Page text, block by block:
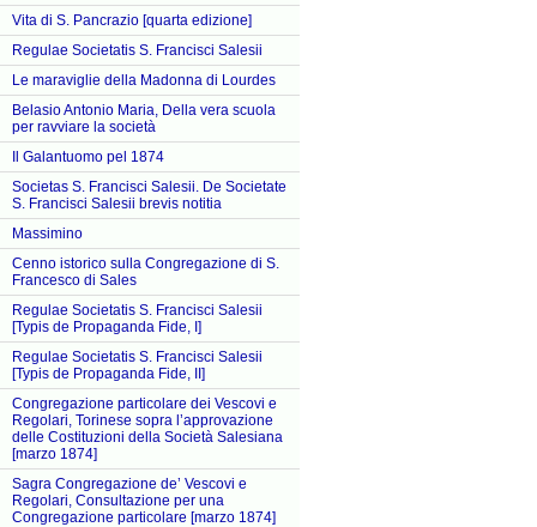
Vita di S. Pancrazio [quarta edizione]
Regulae Societatis S. Francisci Salesii
Le maraviglie della Madonna di Lourdes
Belasio Antonio Maria, Della vera scuola
per ravviare la società
Il Galantuomo pel 1874
Societas S. Francisci Salesii. De Societate
S. Francisci Salesii brevis notitia
Massimino
Cenno istorico sulla Congregazione di S.
Francesco di Sales
Regulae Societatis S. Francisci Salesii
[Typis de Propaganda Fide, I]
Regulae Societatis S. Francisci Salesii
[Typis de Propaganda Fide, II]
Congregazione particolare dei Vescovi e
Regolari, Torinese sopra l’approvazione
delle Costituzioni della Società Salesiana
[marzo 1874]
Sagra Congregazione de’ Vescovi e
Regolari, Consultazione per una
Congregazione particolare [marzo 1874]